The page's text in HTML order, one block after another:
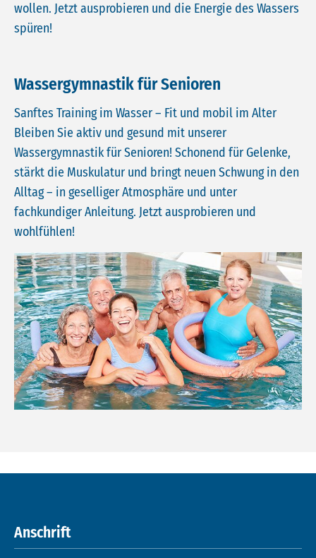
wollen. Jetzt ausprobieren und die Energie des Wassers
spüren!
Wassergymnastik für Senioren
Sanftes Training im Wasser – Fit und mobil im Alter
Bleiben Sie aktiv und gesund mit unserer
Wassergymnastik für Senioren! Schonend für Gelenke,
stärkt die Muskulatur und bringt neuen Schwung in den
Alltag – in geselliger Atmosphäre und unter
fachkundiger Anleitung. Jetzt ausprobieren und
wohlfühlen!
Anschrift